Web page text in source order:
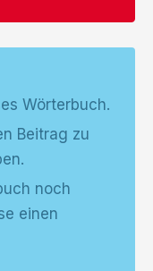
Wörterbuch.
Beitrag zu
noch
einen